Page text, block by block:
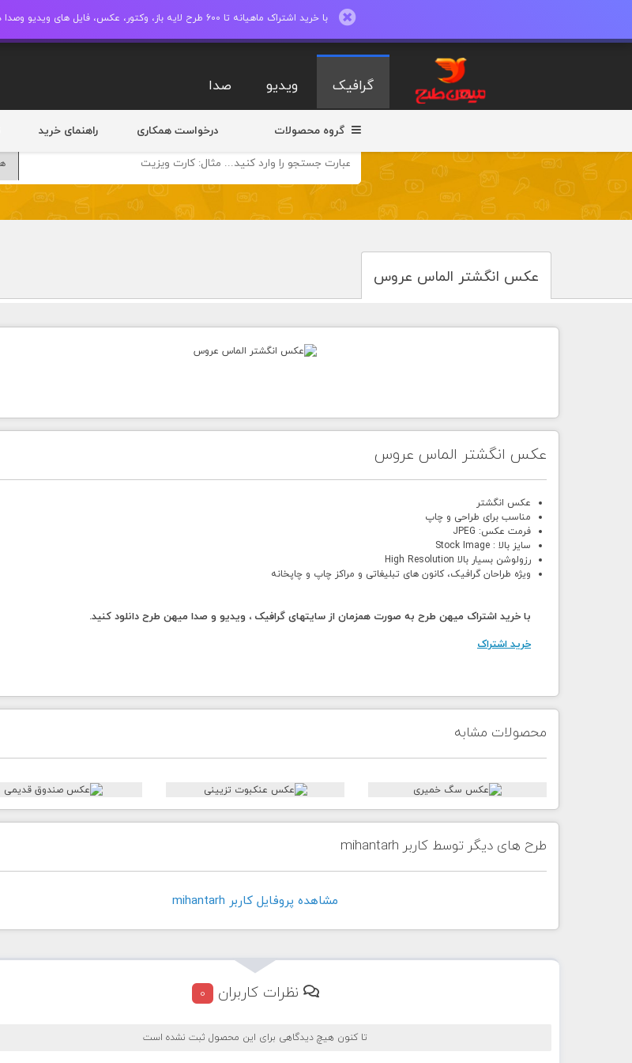
با خرید اشتراک ماهیانه تا 600 طرح لایه باز، وکتور، عکس، فایل های ویدیو وصدا دانلود کنید.
گرافیک ویدیو صدا
گروه محصولات درخواست همکاری راهنمای خرید
عکس انگشتر الماس عروس
عکس انگشتر الماس عروس
عکس انگشتر
مناسب برای طراحی و چاپ
فرمت عکس: JPEG
سایز بالا : Stock Image
رزولوشن بسیار بالا High Resolution
ویژه طراحان گرافیک، کانون های تبلیغاتی و مراکز چاپ و چاپخانه
با خرید اشتراک میهن طرح به صورت همزمان از سایتهای گرافیک ، ویدیو و صدا میهن طرح دانلود کنید.
خرید اشتراک
محصولات مشابه
طرح های دیگر توسط کاربر mihantarh
مشاهده پروفايل کاربر mihantarh
نظرات کاربران 0
تا کنون هیچ دیدگاهی برای این محصول ثبت نشده است